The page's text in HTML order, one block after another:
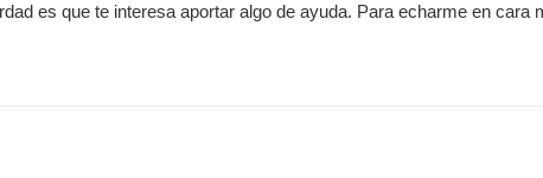
es que te interesa aportar algo de ayuda. Para echarme en cara